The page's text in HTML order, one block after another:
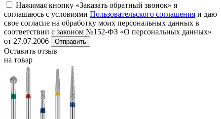
Нажимая кнопку «Заказать обратный звонок» я
соглашаюсь с условиями Пользовательского соглашения и даю
свое согласие на обработку моих персональных данных в
соответствии с законом №152-ФЗ «О персональных данных»
от 27.07.2006
Отправить
Оставить отзыв
на товар